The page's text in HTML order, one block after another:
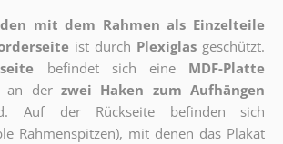
mit dem Rahmen als Einzelteile
ist durch Plexiglas geschützt.
befindet sich eine
MDF-Platte
an der zwei Haken zum Aufhängen
Auf der Rückseite befinden sich
Rahmenspitzen), mit denen das Plakat